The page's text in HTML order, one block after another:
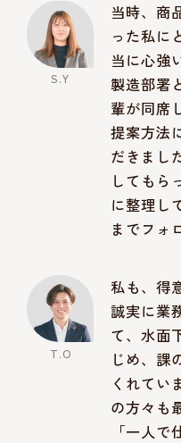
当時、商
った私に
当に心強
製造部署
輩が同席
提案方法
だきまし
してもら
に整理し
までフォ
私も、得
誠実に業
て、水面
じめ、課
くれてい
の方々も
「一人